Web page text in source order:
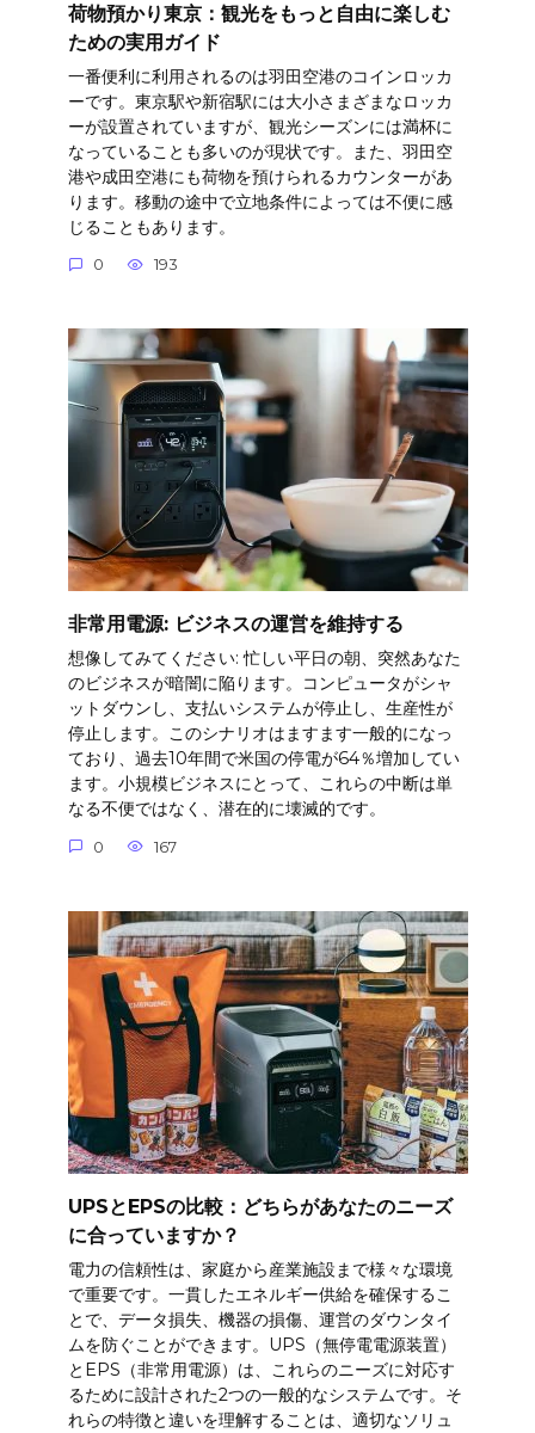
荷物預かり東京：観光をもっと自由に楽しむ
ための実用ガイド
一番便利に利用されるのは羽田空港のコインロッカ
ーです。東京駅や新宿駅には大小さまざまなロッカ
ーが設置されていますが、観光シーズンには満杯に
なっていることも多いのが現状です。また、羽田空
港や成田空港にも荷物を預けられるカウンターがあ
ります。移動の途中で立地条件によっては不便に感
じることもあります。
0 193
非常用電源: ビジネスの運営を維持する
想像してみてください: 忙しい平日の朝、突然あなた
のビジネスが暗闇に陥ります。コンピュータがシャ
ットダウンし、支払いシステムが停止し、生産性が
停止します。このシナリオはますます一般的になっ
ており、過去10年間で米国の停電が64％増加してい
ます。小規模ビジネスにとって、これらの中断は単
なる不便ではなく、潜在的に壊滅的です。
0 167
UPSとEPSの比較：どちらがあなたのニーズ
に合っていますか？
電力の信頼性は、家庭から産業施設まで様々な環境
で重要です。一貫したエネルギー供給を確保するこ
とで、データ損失、機器の損傷、運営のダウンタイ
ムを防ぐことができます。UPS（無停電電源装置）
とEPS（非常用電源）は、これらのニーズに対応す
るために設計された2つの一般的なシステムです。そ
れらの特徴と違いを理解することは、適切なソリュ